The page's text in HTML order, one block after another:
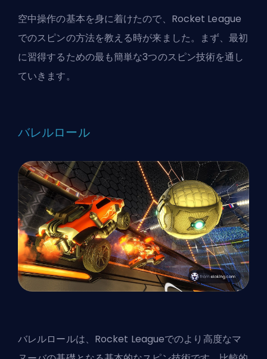
空中操作の基本を身に着けたので、Rocket League
でのスピンの方法を教える時が来ました。まず、最初
に習得するための最も簡単な3つのスピン技術を通し
ていきます。
バレルロール
バレルロールは、Rocket Leagueでのより高度なマ